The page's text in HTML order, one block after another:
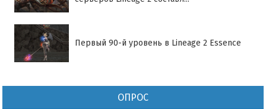
Первый 90-й уровень в Lineage 2 Essence
ОПРОС